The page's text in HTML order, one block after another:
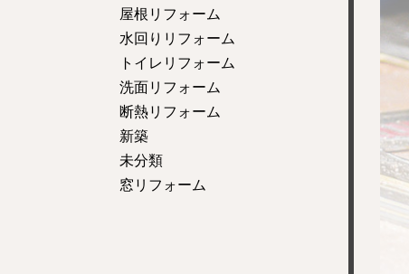
屋根リフォーム
水回りリフォーム
トイレリフォーム
洗面リフォーム
断熱リフォーム
新築
未分類
窓リフォーム